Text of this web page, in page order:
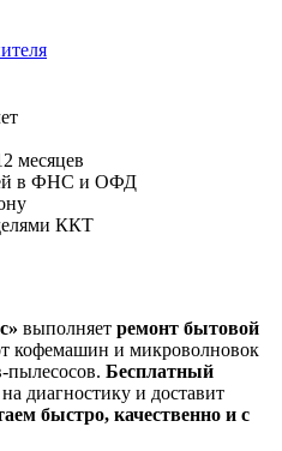
месяцев
в ФНС и ОФД
ККТ
выполняет ремонт бытовой
кофемашин и микроволновок
пылесосов. Бесплатный
диагностику и доставит
быстро, качественно и с